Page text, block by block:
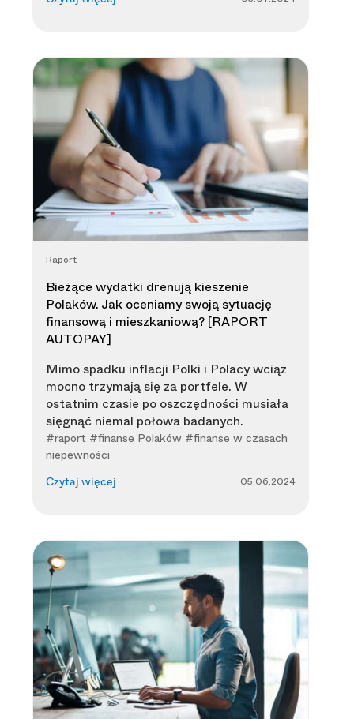
Raport
Bieżące wydatki drenują kieszenie
Polaków. Jak oceniamy swoją sytuację
finansową i mieszkaniową? [RAPORT
AUTOPAY]
Mimo spadku inflacji Polki i Polacy wciąż
mocno trzymają się za portfele. W
ostatnim czasie po oszczędności musiała
sięgnąć niemal połowa badanych.
#raport #finanse Polaków #finanse w czasach
niepewności
Czytaj więcej 05.06.2024